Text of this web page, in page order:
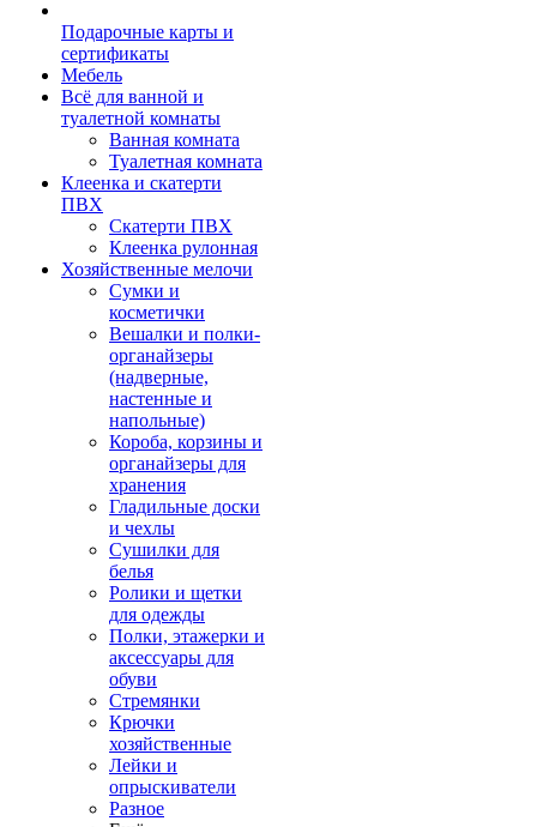
Подарочные карты и
сертификаты
Мебель
Всё для ванной и
туалетной комнаты
Ванная комната
Туалетная комната
Клеенка и скатерти
ПВХ
Скатерти ПВХ
Клеенка рулонная
Хозяйственные мелочи
Сумки и
косметички
Вешалки и полки-
органайзеры
(надверные,
настенные и
напольные)
Короба, корзины и
органайзеры для
хранения
Гладильные доски
и чехлы
Сушилки для
белья
Ролики и щетки
для одежды
Полки, этажерки и
аксессуары для
обуви
Стремянки
Крючки
хозяйственные
Лейки и
опрыскиватели
Разное